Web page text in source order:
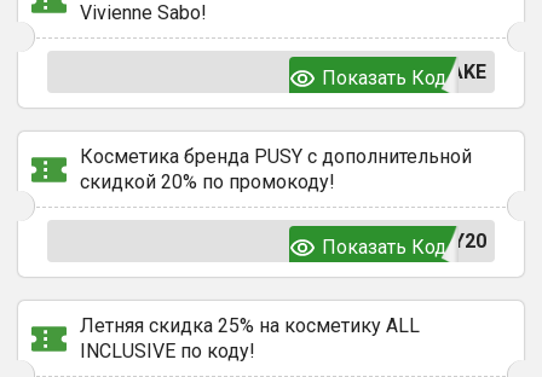
Vivienne Sabo!
AKE
Показать Код
Косметика бренда PUSY с дополнительной
скидкой 20% по промокоду!
Y20
Показать Код
Летняя скидка 25% на косметику ALL
INCLUSIVE по коду!